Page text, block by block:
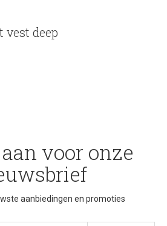
vest deep
voor onze
aanbiedingen en promoties